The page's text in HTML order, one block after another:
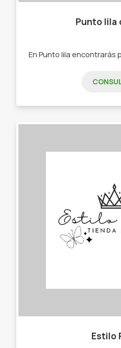
Punto lila
Estilo